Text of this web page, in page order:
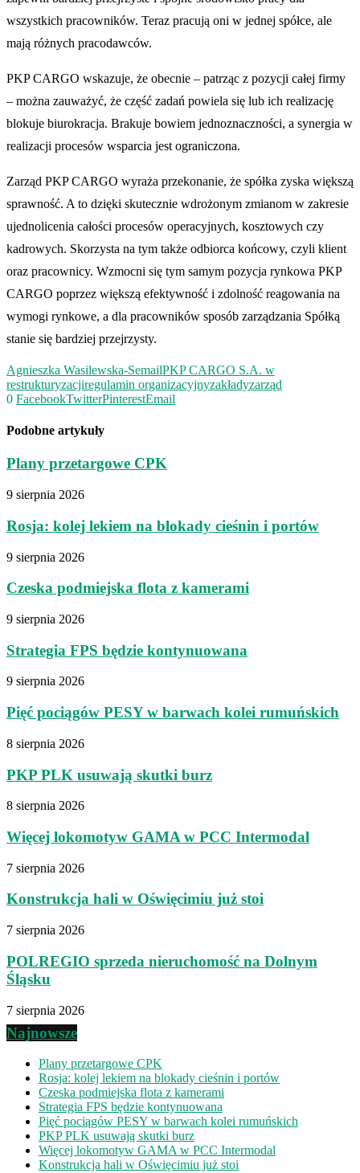
wszystkich pracowników. Teraz pracują oni w jednej spółce, ale
mają różnych pracodawców.
PKP CARGO wskazuje, że obecnie – patrząc z pozycji całej firmy
– można zauważyć, że część zadań powiela się lub ich realizację
blokuje biurokracja. Brakuje bowiem jednoznaczności, a synergia w
realizacji procesów wsparcia jest ograniczona.
Zarząd PKP CARGO wyraża przekonanie, że spółka zyska większą
sprawność. A to dzięki skutecznie wdrożonym zmianom w zakresie
ujednolicenia całości procesów operacyjnych, kosztowych czy
kadrowych. Skorzysta na tym także odbiorca końcowy, czyli klient
oraz pracownicy. Wzmocni się tym samym pozycja rynkowa PKP
CARGO poprzez większą efektywność i zdolność reagowania na
wymogi rynkowe, a dla pracowników sposób zarządzania Spółką
stanie się bardziej przejrzysty.
Agnieszka Wasilewska-SemailPKP CARGO S.A. w
restrukturyzacjiregulamin organizacyjnyzakładyzarząd
0 FacebookTwitterPinterestEmail
Podobne artykuły
Plany przetargowe CPK
9 sierpnia 2026
Rosja: kolej lekiem na blokady cieśnin i portów
9 sierpnia 2026
Czeska podmiejska flota z kamerami
9 sierpnia 2026
Strategia FPS będzie kontynuowana
9 sierpnia 2026
Pięć pociągów PESY w barwach kolei rumuńskich
8 sierpnia 2026
PKP PLK usuwają skutki burz
8 sierpnia 2026
Więcej lokomotyw GAMA w PCC Intermodal
7 sierpnia 2026
Konstrukcja hali w Oświęcimiu już stoi
7 sierpnia 2026
POLREGIO sprzeda nieruchomość na Dolnym
Śląsku
7 sierpnia 2026
Najnowsze
Plany przetargowe CPK
Rosja: kolej lekiem na blokady cieśnin i portów
Czeska podmiejska flota z kamerami
Strategia FPS będzie kontynuowana
Pięć pociągów PESY w barwach kolei rumuńskich
PKP PLK usuwają skutki burz
Więcej lokomotyw GAMA w PCC Intermodal
Konstrukcja hali w Oświęcimiu już stoi